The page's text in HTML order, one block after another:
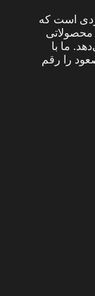
است که
محصولاتی
ما با
را رقم